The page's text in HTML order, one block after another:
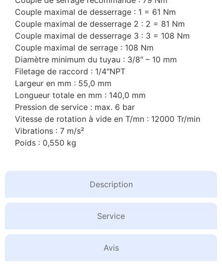
Description
Service
Avis
Couple maximal de desserrage : 1 = 61 Nm
Couple maximal de desserrage 2 : 2 = 81 Nm
Couple maximal de desserrage 3 : 3 = 108 Nm
Couple maximal de serrage : 108 Nm
Diamètre minimum du tuyau : 3/8″ – 10 mm
Filetage de raccord : 1/4″NPT
Largeur en mm : 55,0 mm
Longueur totale en mm : 140,0 mm
Pression de service : max. 6 bar
Vitesse de rotation à vide en T/mn : 12000 Tr/min
Vibrations : 7 m/s²
Poids : 0,550 kg